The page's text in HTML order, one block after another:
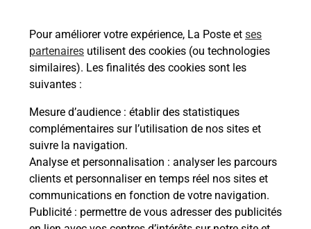
Pour améliorer votre expérience, La Poste et ses
partenaires utilisent des cookies (ou technologies
similaires). Les finalités des cookies sont les
suivantes :
Mesure d’audience : établir des statistiques
complémentaires sur l’utilisation de nos sites et
suivre la navigation.
Analyse et personnalisation : analyser les parcours
clients et personnaliser en temps réel nos sites et
communications en fonction de votre navigation.
Publicité : permettre de vous adresser des publicités
Découvrez l'offre proposée par La Poste.
En savoir plus
Permis Bateau
Vous cherchez à passer votre permis bateau à
Blain (44130) ? Découvrez l'offre proposée par La
Poste.
En savoir plus